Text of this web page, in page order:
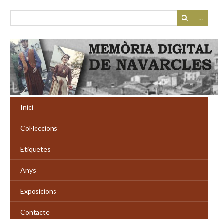
…
Inici
Col·leccions
Etiquetes
Anys
Exposicions
Contacte